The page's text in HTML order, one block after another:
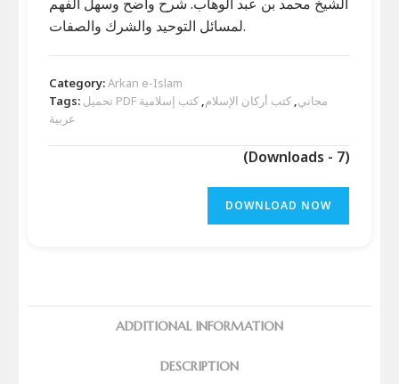
لمسائل التوحيد والشرك والصفات.
Category:Arkan e-Islam
Tags:
تحميل PDF مجاني, كتب أركان الإسلام, كتب إسلامية
عربية
(Downloads - 7)
DOWNLOAD NOW
ADDITIONAL INFORMATION
DESCRIPTION